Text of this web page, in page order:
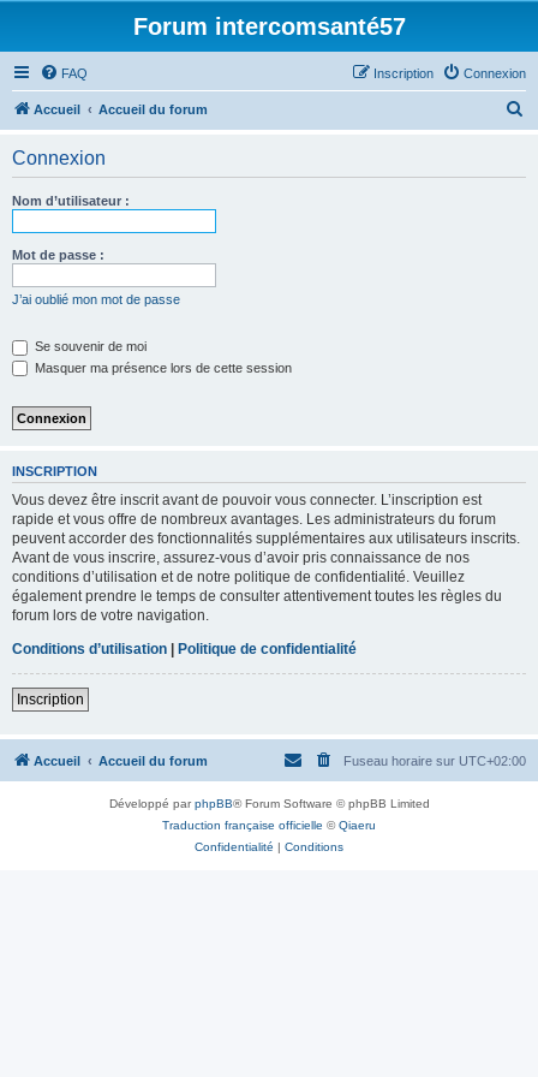
Forum intercomsanté57
FAQ Connexion
Inscription
Accueil Accueil du forum
Connexion
Nom d’utilisateur :
Mot de passe :
J’ai oublié mon mot de passe
Se souvenir de moi
Masquer ma présence lors de cette session
INSCRIPTION
Vous devez être inscrit avant de pouvoir vous connecter. L’inscription est
rapide et vous offre de nombreux avantages. Les administrateurs du forum
peuvent accorder des fonctionnalités supplémentaires aux utilisateurs inscrits.
Avant de vous inscrire, assurez-vous d’avoir pris connaissance de nos
conditions d’utilisation et de notre politique de confidentialité. Veuillez
également prendre le temps de consulter attentivement toutes les règles du
forum lors de votre navigation.
Conditions d’utilisation | Politique de confidentialité
Inscription
Accueil Accueil du forum Fuseau horaire sur UTC+02:00
Développé parphpBB® Forum Software © phpBB Limited
Traduction française officielle ©Qiaeru
Confidentialité | Conditions